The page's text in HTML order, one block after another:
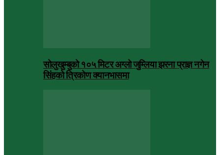
सोलुखुम्बुको १०५ मिटर अग्लो जुम्लिया झरना प्राज्ञ नगेन
सिंहको त्रिकोण क्यानभासमा